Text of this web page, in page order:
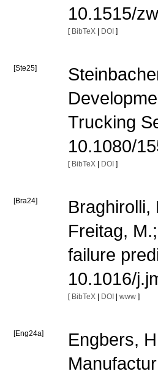
10.1515/
[ BibTeX| DOI ]
[Ste25]
Trucking
10.1080/
[ BibTeX| DOI ]
[Bra24]
Braghirolli,
Freitag,
failure
10.1016/
[ BibTeX| DOI www ]
[Eng24a]
Engbers,